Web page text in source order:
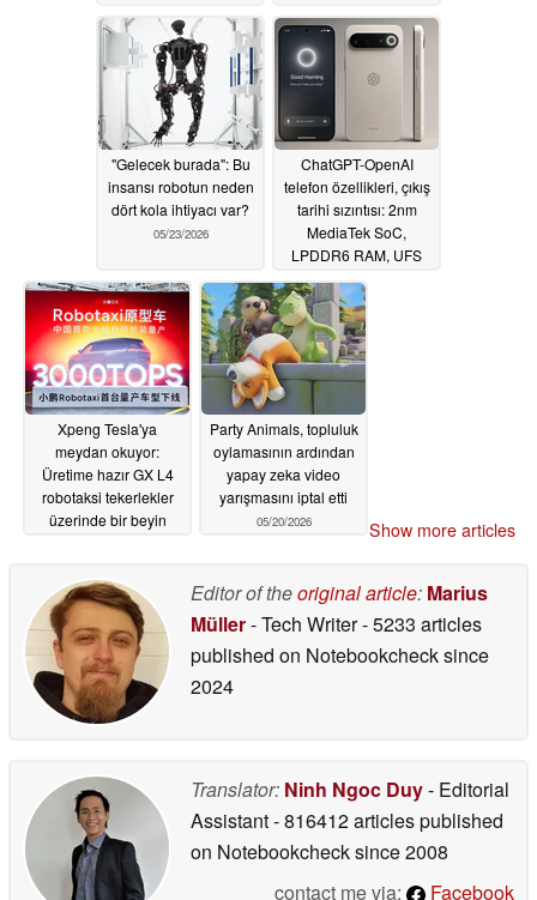
uyarlanabilir eğitim
seanslarıyla
gelişmelerine yardımcı
oluyor05/29/2026
"Gelecek burada": Bu
insansı robotun neden
dört kola ihtiyacı var?
05/23/2026
ChatGPT-OpenAI
telefon özellikleri, çıkış
tarihi sızıntısı: 2nm
MediaTek SoC,
LPDDR6 RAM, UFS
5.0 depolama, daha
fazlası05/20/2026
Xpeng Tesla'ya
meydan okuyor:
Üretime hazır GX L4
robotaksi tekerlekler
üzerinde bir beyin
Party Animals, topluluk
oylamasının ardından
yapay zeka video
yarışmasını iptal etti
05/20/2026 Show more articles
Editor of theoriginal article: Marius
Müller- Tech Writer- 5233 articles
published on Notebookchecksince
2024
Translator: Ninh Ngoc Duy- Editorial
Assistant- 816412 articles published
on Notebookchecksince 2008
contact me via:
Facebook